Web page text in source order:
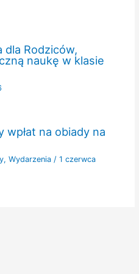
dla Rodziców,
naukę w klasie
na obiady na
, Wydarzenia/ 1 czerwca